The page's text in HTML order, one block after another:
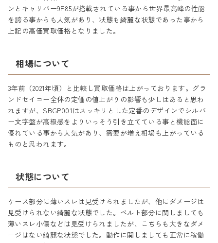
ンとキャリバー9F85が搭載されている事から世界最高峰の性能
を誇る事からも人気があり、状態も綺麗な状態であった事から
上記の高価買取価格となりました。
相場について
3年前（2021年頃）と比較し買取価格は上がっております。グラ
ンドセイコー全体の定価の値上がりの影響も少しはあると思わ
れますが、SBGP001はスッキリとした定番のデザインでシルバ
ー文字盤が高級感をよりいっそう引き立てている事と機能面に
優れている事から人気があり、需要が増え相場も上がっている
ものと思われます。
状態について
ケース部分に薄いスレは見受けられましたが、他にダメージは
見受けられない綺麗な状態でした。ベルト部分に関しましても
薄いスレ小傷などは見受けられましたが、こちらも大きなダメ
ージはない綺麗な状態でした。動作に関しましても正常に稼働